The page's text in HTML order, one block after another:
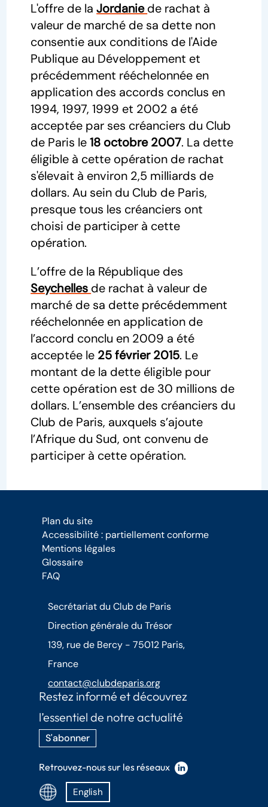
L'offre de laJordaniede rachat à
valeur de marché de sa dette non
consentie aux conditions de l'Aide
Publique au Développement et
précédemment rééchelonnée en
application des accords conclus en
1994, 1997, 1999 et 2002 a été
acceptée par ses créanciers du Club
de Paris le18 octobre 2007. La dette
éligible à cette opération de rachat
s'élevait à environ 2,5 milliards de
dollars. Au sein du Club de Paris,
presque tous les créanciers ont
choisi de participer à cette
opération.
L’offre de la République des
Seychelles de rachat à valeur de
marché de sa dette précédemment
rééchelonnée en application de
l’accord conclu en 2009 a été
acceptée le 25 février 2015. Le
montant de la dette éligible pour
cette opération est de 30 millions de
dollars. L’ensemble des créanciers du
Club de Paris, auxquels s’ajoute
l’Afrique du Sud, ont convenu de
participer à cette opération.
Plan du site
Accessibilité : partiellement conforme
Mentions légales
Glossaire
FAQ
Secrétariat du Club de Paris
Direction générale du Trésor
139, rue de Bercy - 75012 Paris,
France
contact@clubdeparis.org
Restez informé et découvrez
l’essentiel de notre actualité
S'abonner
Retrouvez-nous sur les réseaux
English